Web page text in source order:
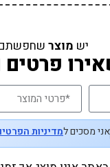
יש מוצר
פרטים
אני מסכים למדיניות